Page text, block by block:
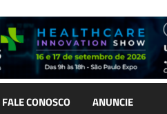
FALE CONOSCO ANUNCIE